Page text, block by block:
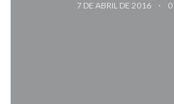
7 DE ABRIL DE 2016 0